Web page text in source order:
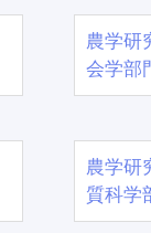
農学
会学部
農学
質科学